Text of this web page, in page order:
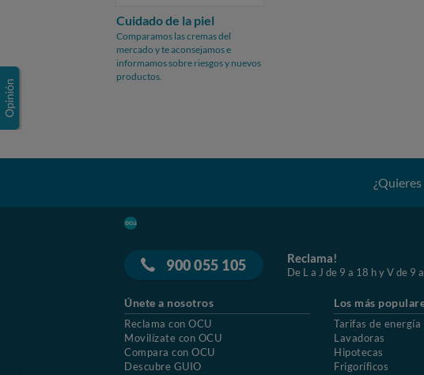
Cuidado de la piel
Comparamos las cremas del
mercado y te aconsejamos e
informamos sobre riesgos y nuevos
productos.
900 055 105 Reclama!
De L a J de 9 a 18 h y V de 9
Únete a nosotros
Reclama con OCU
Movilízate con OCU
Compara con OCU
Descubre GUIO
Los más
Tarifas de energía
Lavadoras
Hipotecas
Frigoríficos